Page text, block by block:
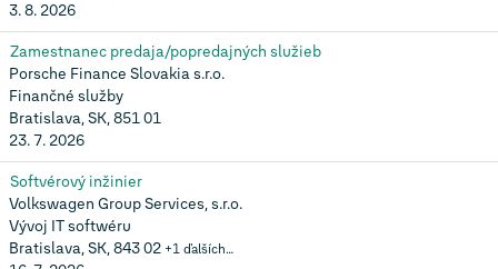
3. 8. 2026
Zamestnanec predaja/popredajných služieb
Porsche Finance Slovakia s.r.o.
Finančné služby
Bratislava, SK, 851 01
23. 7. 2026
Softvérový inžinier
Volkswagen Group Services, s.r.o.
Vývoj IT softwéru
Bratislava, SK, 843 02 +1 ďalších…